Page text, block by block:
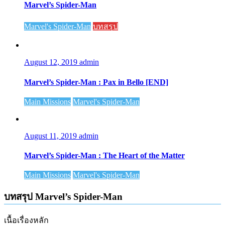
Marvel’s Spider-Man
Marvel's Spider-Man บทสรุป
August 12, 2019 admin
Marvel’s Spider-Man : Pax in Bello [END]
Main Missions Marvel's Spider-Man
August 11, 2019 admin
Marvel’s Spider-Man : The Heart of the Matter
Main Missions Marvel's Spider-Man
บทสรุป Marvel’s Spider-Man
เนื้อเรื่องหลัก